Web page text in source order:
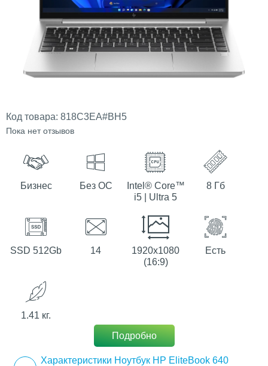
Код товара: 818C3EA#BH5
Пока нет отзывов
Бизнес Без ОС
Intel® Core™
i5 | Ultra 5
8 Гб
SSD 512Gb 14
1920х1080
(16:9)
Есть
1.41 кг.
Подробно
Характеристики Ноутбук HP EliteBook 640